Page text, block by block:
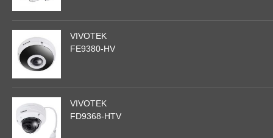
VIVOTEK
FE9380-HV
VIVOTEK
FD9368-HTV